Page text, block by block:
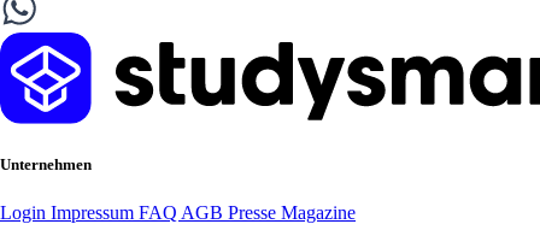
Unternehmen
Login Impressum FAQ AGB Presse Magazine